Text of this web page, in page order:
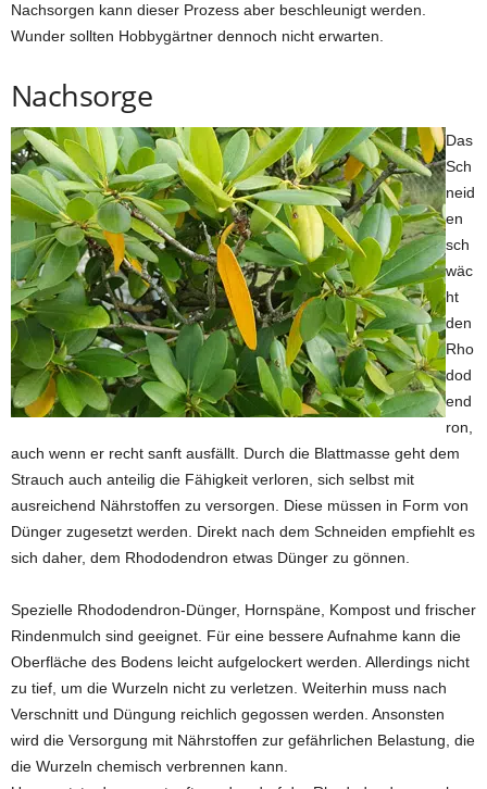
Nachsorgen kann dieser Prozess aber beschleunigt werden.
Wunder sollten Hobbygärtner dennoch nicht erwarten.
Nachsorge
Das
Sch
neid
en
sch
wäc
ht
den
Rho
dod
end
ron,
auch wenn er recht sanft ausfällt. Durch die Blattmasse geht dem
Strauch auch anteilig die Fähigkeit verloren, sich selbst mit
ausreichend Nährstoffen zu versorgen. Diese müssen in Form von
Dünger zugesetzt werden. Direkt nach dem Schneiden empfiehlt es
sich daher, dem Rhododendron etwas Dünger zu gönnen.
Spezielle Rhododendron-Dünger, Hornspäne, Kompost und frischer
Rindenmulch sind geeignet. Für eine bessere Aufnahme kann die
Oberfläche des Bodens leicht aufgelockert werden. Allerdings nicht
zu tief, um die Wurzeln nicht zu verletzen. Weiterhin muss nach
Verschnitt und Düngung reichlich gegossen werden. Ansonsten
wird die Versorgung mit Nährstoffen zur gefährlichen Belastung, die
die Wurzeln chemisch verbrennen kann.